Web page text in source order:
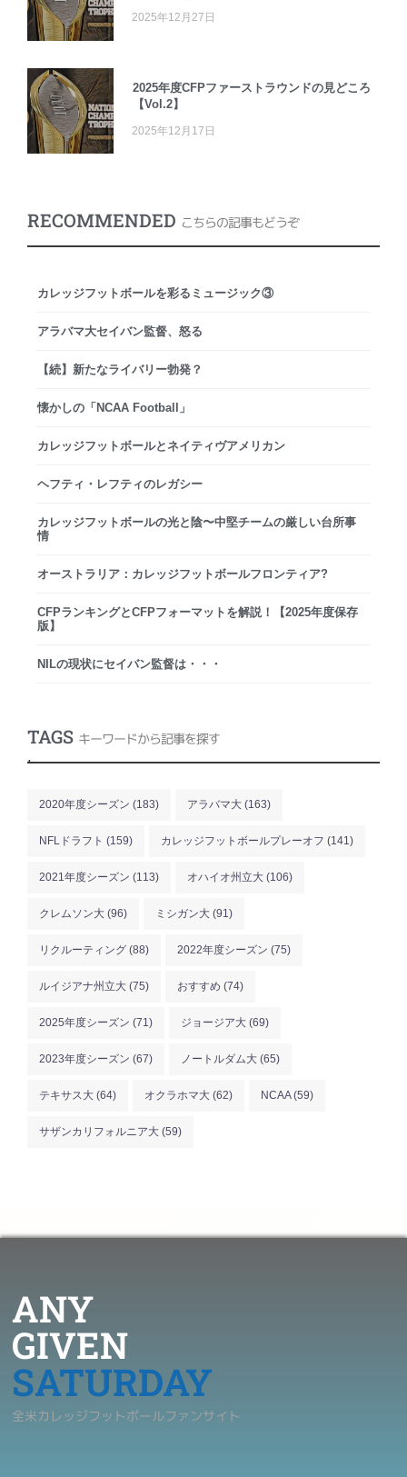
2025年12月27日
2025年度CFPファーストラウンドの見どころ
【Vol.2】
2025年12月17日
RECOMMENDED こちらの記事もどうぞ
カレッジフットボールを彩るミュージック③
アラバマ大セイバン監督、怒る
【続】新たなライバリー勃発？
懐かしの「NCAA Football」
カレッジフットボールとネイティヴアメリカン
ヘフティ・レフティのレガシー
カレッジフットボールの光と陰〜中堅チームの厳しい台所事
情
オーストラリア：カレッジフットボールフロンティア?
CFPランキングとCFPフォーマットを解説！【2025年度保存
版】
NILの現状にセイバン監督は・・・
TAGS キーワードから記事を探す
.
2020年度シーズン (183) アラバマ大 (163)
NFLドラフト (159) カレッジフットボールプレーオフ (141)
2021年度シーズン (113) オハイオ州立大 (106)
クレムソン大 (96) ミシガン大 (91)
リクルーティング (88) 2022年度シーズン (75)
ルイジアナ州立大 (75) おすすめ (74)
2025年度シーズン (71) ジョージア大 (69)
2023年度シーズン (67) ノートルダム大 (65)
テキサス大 (64) オクラホマ大 (62) NCAA(59)
サザンカリフォルニア大 (59)
ANY
GIVEN
SATURDAY
全米カレッジフットボールファンサイト